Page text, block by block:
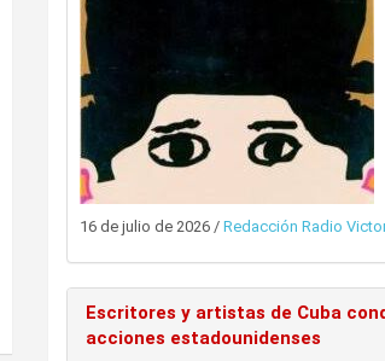
16 de julio de 2026 /Redacción Radio
Escritores y artistas de Cuba
acciones estadounidenses